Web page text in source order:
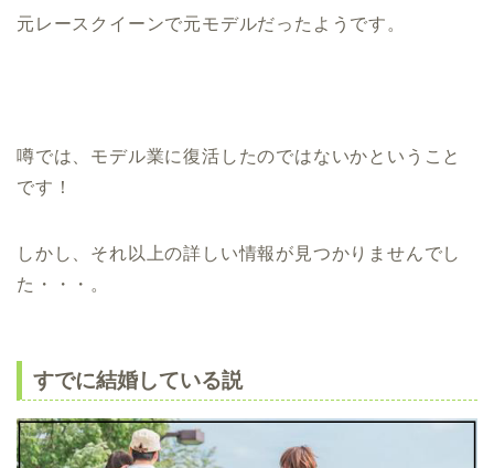
元レースクイーンで元モデルだったようです。
噂では、モデル業に復活したのではないかということ
です！
しかし、それ以上の詳しい情報が見つかりませんでし
た・・・。
すでに結婚している説